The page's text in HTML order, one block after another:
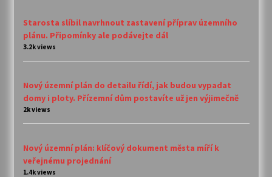
Starosta slíbil navrhnout zastavení příprav územního
plánu. Připomínky ale podávejte dál
3.2k views
Nový územní plán do detailu řídí, jak budou vypadat
domy i ploty. Přízemní dům postavíte už jen výjimečně
2k views
Nový územní plán: klíčový dokument města míří k
veřejnému projednání
1.4k views